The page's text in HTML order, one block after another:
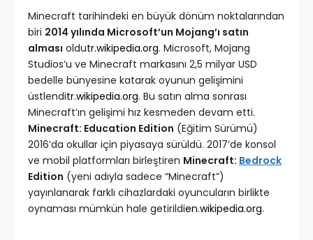
Minecraft tarihindeki en büyük dönüm noktalarından
biri 2014 yılında Microsoft’un Mojang’ı satın
alması oldutr.wikipedia.org. Microsoft, Mojang
Studios’u ve Minecraft markasını 2,5 milyar USD
bedelle bünyesine katarak oyunun gelişimini
üstlenditr.wikipedia.org. Bu satın alma sonrası
Minecraft’ın gelişimi hız kesmeden devam etti.
Minecraft: Education Edition (Eğitim Sürümü)
2016’da okullar için piyasaya sürüldü. 2017’de konsol
ve mobil platformları birleştiren Minecraft: Bedrock
Edition (yeni adıyla sadece “Minecraft”)
yayınlanarak farklı cihazlardaki oyuncuların birlikte
oynaması mümkün hale getirildien.wikipedia.org.